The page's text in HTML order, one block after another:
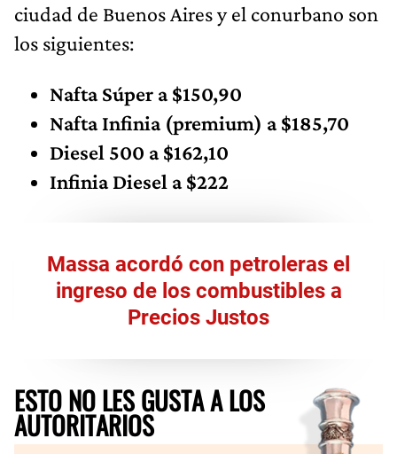
ciudad de Buenos Aires y el conurbano son
los siguientes:
Nafta Súper a $150,90
Nafta Infinia (premium) a $185,70
Diesel 500 a $162,10
Infinia Diesel a $222
Massa acordó con petroleras el
ingreso de los combustibles a
Precios Justos
ESTO NO LES GUSTA A LOS
AUTORITARIOS